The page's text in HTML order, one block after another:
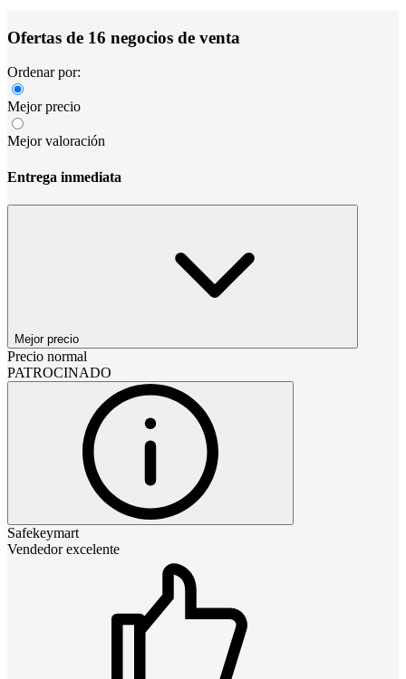
Ofertas de 16 negocios de venta
Ordenar por:
Mejor precio
Mejor valoración
Entrega inmediata
Mejor precio
Precio normal
PATROCINADO
Safekeymart
Vendedor excelente